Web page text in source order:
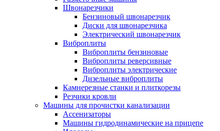
Швонарезчики
Бензиновый швонарезчик
Диски для швонарезчика
Электрический швонарезчик
Виброплиты
Виброплиты бензиновые
Виброплиты реверсивные
Виброплиты электрические
Дизельные виброплиты
Камнерезные станки и плиткорезы
Резчики кровли
Машины для прочистки канализации
Ассенизаторы
Машины гидродинамические на прицепе